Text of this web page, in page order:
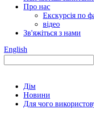
Про нас
Екскурсія по
відео
Зв'яжіться з нами
English
Дім
Новини
Для чого